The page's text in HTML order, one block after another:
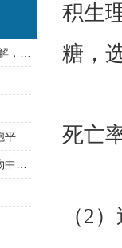
积生
糖，
死亡
（2